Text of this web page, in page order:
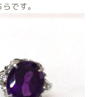
です。